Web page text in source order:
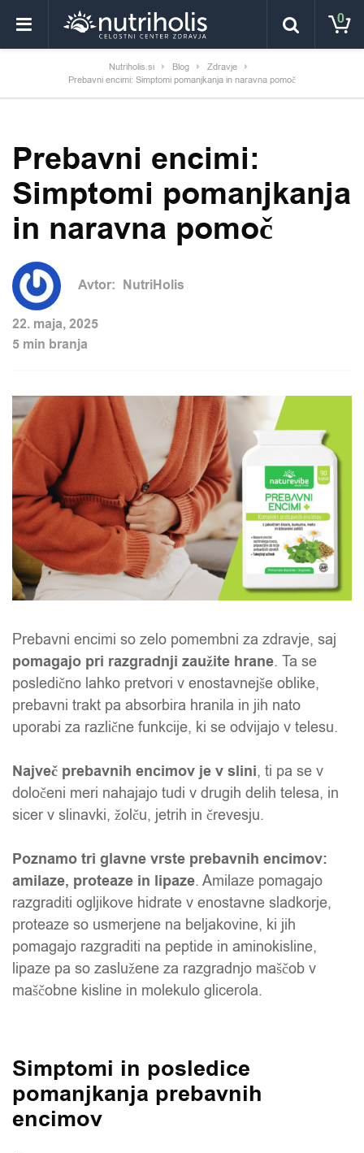
0
Nutriholis.si Blog
Zdravje
Prebavni encimi: Simptomi pomanjkanja in naravna pomoč
Prebavni encimi:
Simptomi pomanjkanja
in naravna pomoč
Avtor: NutriHolis
22. maja, 2025
5 min branja
Prebavni encimi so zelo pomembni za zdravje, saj
pomagajo pri razgradnji zaužite hrane. Ta se
posledično lahko pretvori v enostavnejše oblike,
prebavni trakt pa absorbira hranila in jih nato
uporabi za različne funkcije, ki se odvijajo v telesu.
Največ prebavnih encimov je v slini, ti pa se v
določeni meri nahajajo tudi v drugih delih telesa, in
sicer v slinavki, žolču, jetrih in črevesju.
Poznamo tri glavne vrste prebavnih encimov:
amilaze, proteaze in lipaze. Amilaze pomagajo
razgraditi ogljikove hidrate v enostavne sladkorje,
proteaze so usmerjene na beljakovine, ki jih
pomagajo razgraditi na peptide in aminokisline,
lipaze pa so zaslužene za razgradnjo maščob v
maščobne kisline in molekulo glicerola.
Simptomi in posledice
pomanjkanja prebavnih
encimov